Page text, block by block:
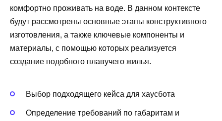
комфортно проживать на воде. В данном контексте
будут рассмотрены основные этапы конструктивного
изготовления, а также ключевые компоненты и
материалы, с помощью которых реализуется
создание подобного плавучего жилья.
Выбор подходящего кейса для хаусбота
Определение требований по габаритам и